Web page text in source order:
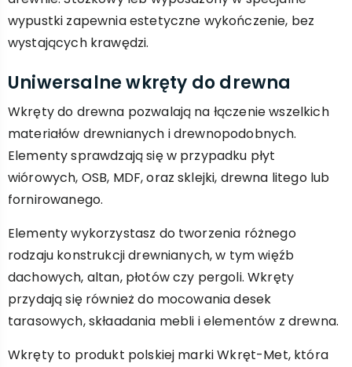
wypustki zapewnia estetyczne wykończenie, bez
wystających krawędzi.
Uniwersalne wkręty do drewna
Wkręty do drewna pozwalają na łączenie wszelkich
materiałów drewnianych i drewnopodobnych.
Elementy sprawdzają się w przypadku płyt
wiórowych, OSB, MDF, oraz sklejki, drewna litego lub
fornirowanego.
Elementy wykorzystasz do tworzenia różnego
rodzaju konstrukcji drewnianych, w tym więźb
dachowych, altan, płotów czy pergoli. Wkręty
przydają się również do mocowania desek
tarasowych, skłaadania mebli i elementów z drewna.
Wkręty to produkt polskiej marki Wkręt-Met, która